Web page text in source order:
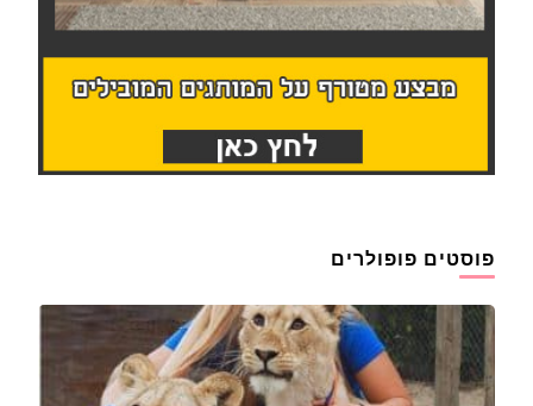
פוסטים פופולרים